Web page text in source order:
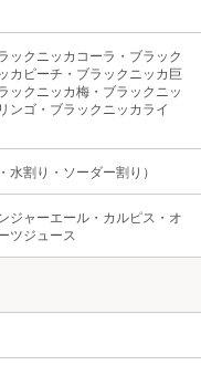
ックニッカコーラ・ブラック
カピーチ・ブラックニッカ巨
ックニッカ梅・ブラックニッ
ンゴ・ブラックニッカライ
割り・ソーダー割り）
ジャーエール・カルピス・オ
ツジュース